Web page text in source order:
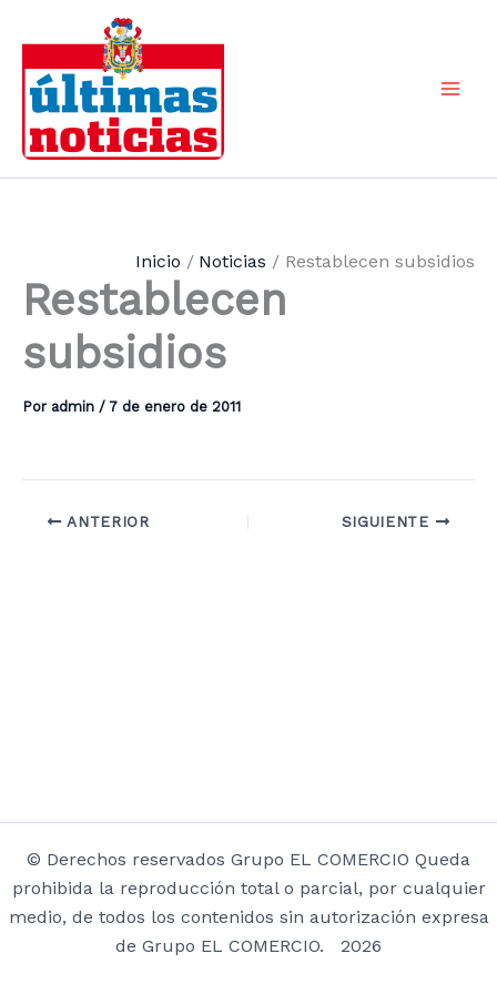
contenido
Inicio Noticias Restablecen subsidios
Restablecen
subsidios
Por admin / 7 de enero de 2011
ANTERIOR SIGUIENTE
© Derechos reservados Grupo EL COMERCIO Queda
prohibida la reproducción total o parcial, por cualquier
medio, de todos los contenidos sin autorización expresa
de Grupo EL COMERCIO. 2026